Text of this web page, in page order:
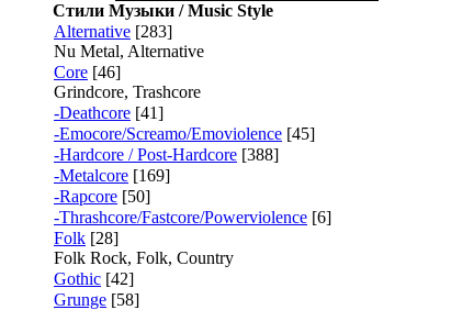
Стили Музыки / Music Style
Alternative [283]
Nu Metal, Alternative
Core [46]
Grindcore, Trashcore
-Deathcore [41]
-Emocore/Screamo/Emoviolence [45]
-Hardcore / Post-Hardcore [388]
-Metalcore [169]
-Rapcore [50]
-Thrashcore/Fastcore/Powerviolence [6]
Folk [28]
Folk Rock, Folk, Country
Gothic [42]
Grunge [58]